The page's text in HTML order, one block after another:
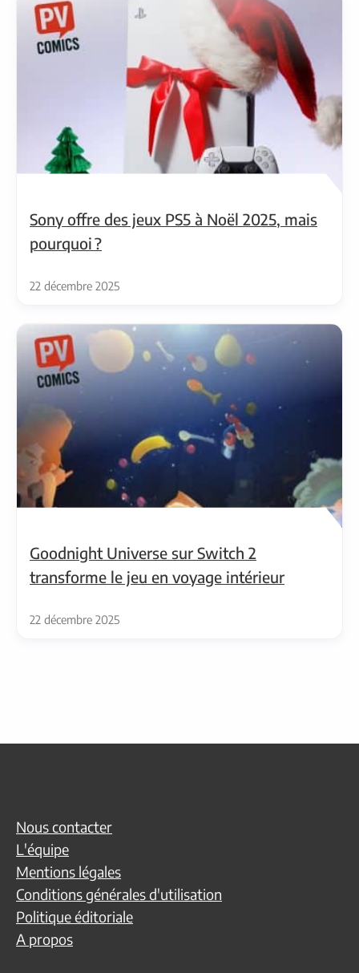
Sony offre des jeux PS5 à Noël 2025, mais
pourquoi ?
22 décembre 2025
Goodnight Universe sur Switch 2
transforme le jeu en voyage intérieur
22 décembre 2025
Nous contacter
L'équipe
Mentions légales
Conditions générales d'utilisation
Politique éditoriale
A propos